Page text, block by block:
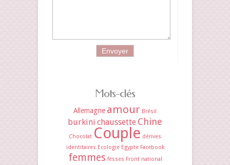
Mots-clés
Allemagne amour Brésil
burkini chaussette Chine
Chocolat Couple dérives
identitaires Ecologie Egypte Facebook
femmes fesses Front national